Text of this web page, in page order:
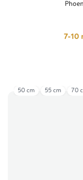
7-10
50 cm 55 cm 70